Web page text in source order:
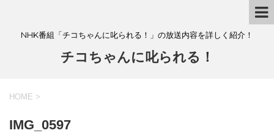
NHK番組「チコちゃんに叱られる！」の放送内容を詳しく紹介！
チコちゃんに叱られる！
HOME >
IMG_0597